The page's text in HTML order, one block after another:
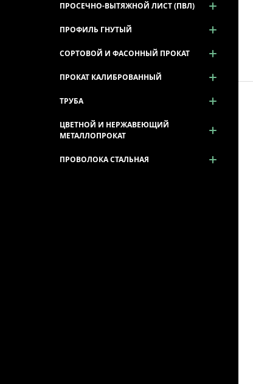
ПРОСЕЧНО-ВЫТЯЖНОЙ ЛИСТ (ПВЛ)
ПРОФИЛЬ ГНУТЫЙ
СОРТОВОЙ И ФАСОННЫЙ ПРОКАТ
ПРОКАТ КАЛИБРОВАННЫЙ
ТРУБА
ЦВЕТНОЙ И НЕРЖАВЕЮЩИЙ
МЕТАЛЛОПРОКАТ
ПРОВОЛОКА СТАЛЬНАЯ